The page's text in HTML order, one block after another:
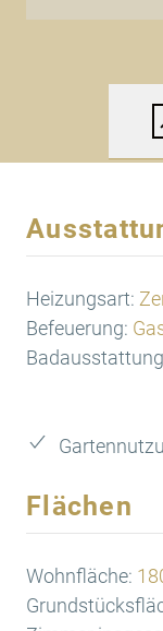
Heizungsart:
Befeuerung:
Flächen
Wohnfläche: